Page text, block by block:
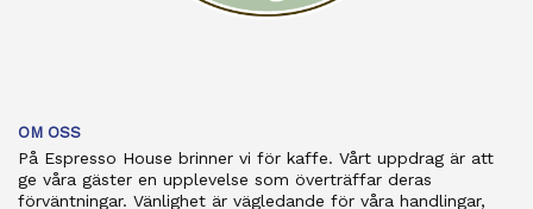
OM OSS
På Espresso House brinner vi för kaffe. Vårt uppdrag är att
ge våra gäster en upplevelse som överträffar deras
förväntningar. Vänlighet är vägledande för våra handlingar,